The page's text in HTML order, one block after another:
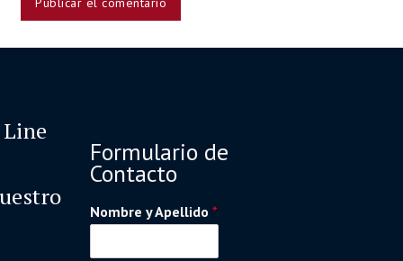
Formulario de
Contacto
Nombre y Apellido *